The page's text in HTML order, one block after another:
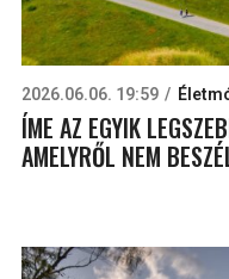
2026.06.06. 19:59
ÍME AZ EGYIK
AMELYRŐL NEM